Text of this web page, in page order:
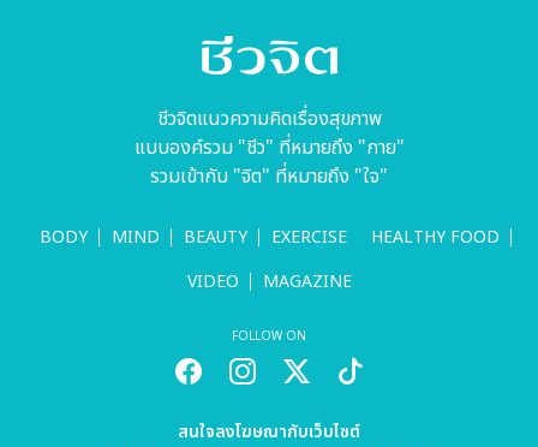
ชีวจิตแนวความคิดเรื่องสุขภาพ
แบบองค์รวม "ชีว" ที่หมายถึง "กาย"
รวมเข้ากับ "จิต" ที่หมายถึง "ใจ"
BODY MIND BEAUTY EXERCISE
HEALTHY FOOD
VIDEO
MAGAZINE
FOLLOW ON
สนใจลงโฆษณากับเว็บไซต์